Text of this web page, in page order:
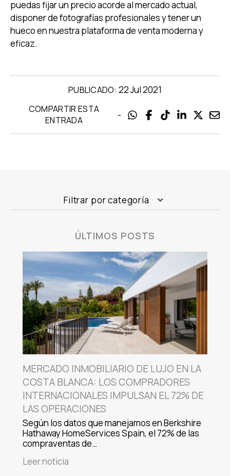
puedas fijar un precio acorde al mercado actual,
disponer de fotografías profesionales y tener un
hueco en nuestra plataforma de venta moderna y
eficaz.
PUBLICADO: 22 Jul 2021
COMPARTIR ESTA
ENTRADA
-
Filtrar por categoría
ÚLTIMOS POSTS
MERCADO INMOBILIARIO DE LUJO EN LA
COSTA BLANCA: LOS COMPRADORES
INTERNACIONALES IMPULSAN EL 72% DE
LAS OPERACIONES
Según los datos que manejamos en Berkshire
Hathaway HomeServices Spain, el 72% de las
compraventas de…
Leer noticia